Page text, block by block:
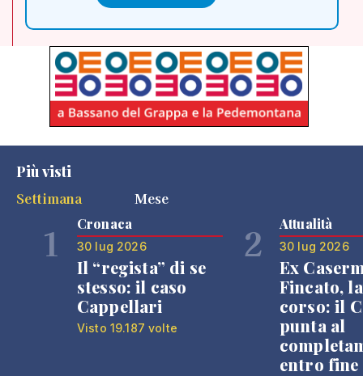
Più visti
Settimana
Mese
1 Cronaca
30 lug 2026
Il “regista” di se
stesso: il caso
Cappellari
Visto 19.187 volte
2 Attualità
30 lug 2026
Ex
Fincato,
corso: il
punta al
entro fine